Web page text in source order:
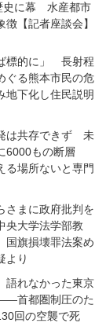
史に幕 水産都市
【記者座談会】
標的に」 長射程
ぐる熊本市民の危
下化し住民説明
は共存できず 未
6000もの断層
る場所ないと専門
さまに政府批判を
大学法学部教
旗損壊罪法案め
より
語れなかった東京
首都圏制圧のた
回の空襲で死